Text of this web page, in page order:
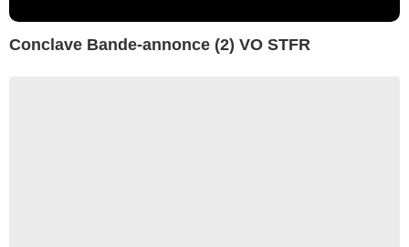
Conclave Bande-annonce (2) VO STFR